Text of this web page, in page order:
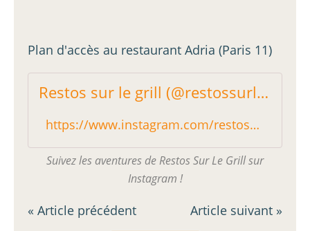
Plan d'accès au restaurant Adria (Paris 11)
Restos sur le grill (@restossurlegrill) * Photos et vidéos Instagram
https://www.instagram.com/restossurlegrill/?hl=fr
Suivez les aventures de Restos Sur Le Grill sur
Instagram !
« Article précédent Article suivant »